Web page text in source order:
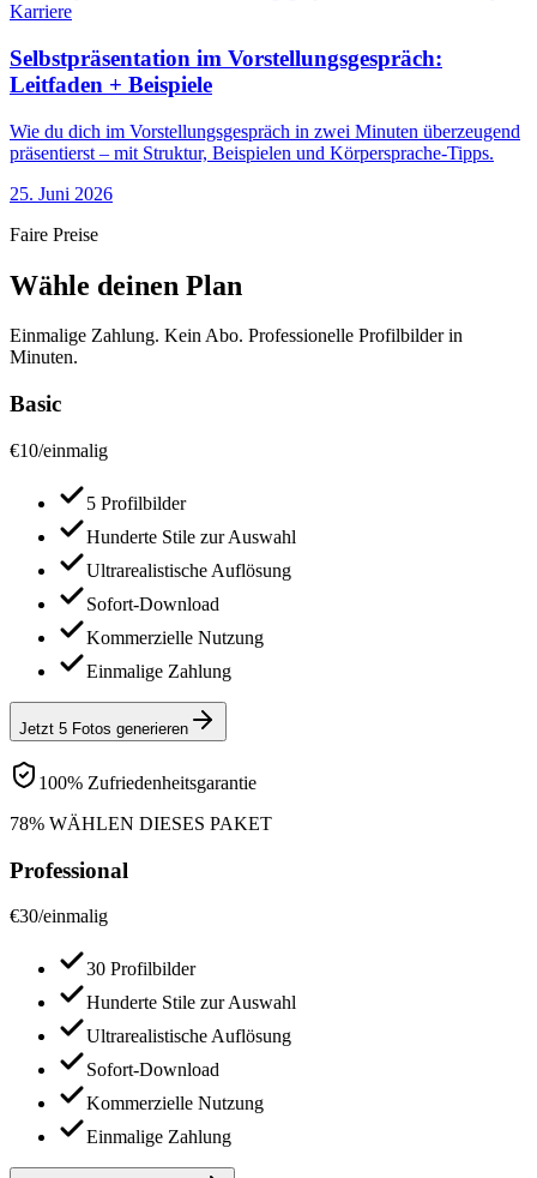
Karriere
Selbstpräsentation im Vorstellungsgespräch:
Leitfaden + Beispiele
Wie du dich im Vorstellungsgespräch in zwei Minuten überzeugend
präsentierst – mit Struktur, Beispielen und Körpersprache-Tipps.
25. Juni 2026
Faire Preise
Wähle deinen Plan
Einmalige Zahlung. Kein Abo. Professionelle Profilbilder in
Minuten.
Basic
€10/einmalig
5 Profilbilder
Hunderte Stile zur Auswahl
Ultrarealistische Auflösung
Sofort-Download
Kommerzielle Nutzung
Einmalige Zahlung
Jetzt 5 Fotos generieren
100% Zufriedenheitsgarantie
78% WÄHLEN DIESES PAKET
Professional
€30/einmalig
30 Profilbilder
Hunderte Stile zur Auswahl
Ultrarealistische Auflösung
Sofort-Download
Kommerzielle Nutzung
Einmalige Zahlung